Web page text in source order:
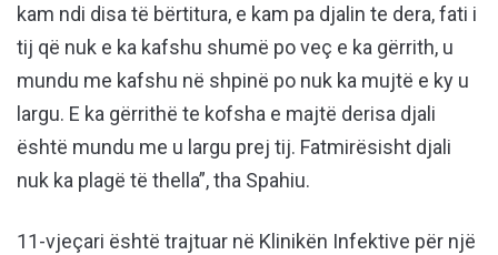
kam ndi disa të bërtitura, e kam pa djalin te dera, fati i
tij që nuk e ka kafshu shumë po veç e ka gërrith, u
mundu me kafshu në shpinë po nuk ka mujtë e ky u
largu. E ka gërrithë te kofsha e majtë derisa djali
është mundu me u largu prej tij. Fatmirësisht djali
nuk ka plagë të thella”, tha Spahiu.
11-vjeçari është trajtuar në Klinikën Infektive për një